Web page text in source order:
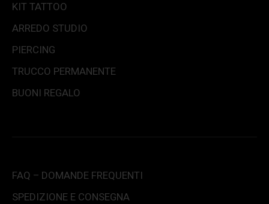
KIT TATTOO
ARREDO STUDIO
PIERCING
TRUCCO PERMANENTE
BUONI REGALO
FAQ – DOMANDE FREQUENTI
SPEDIZIONE E CONSEGNA